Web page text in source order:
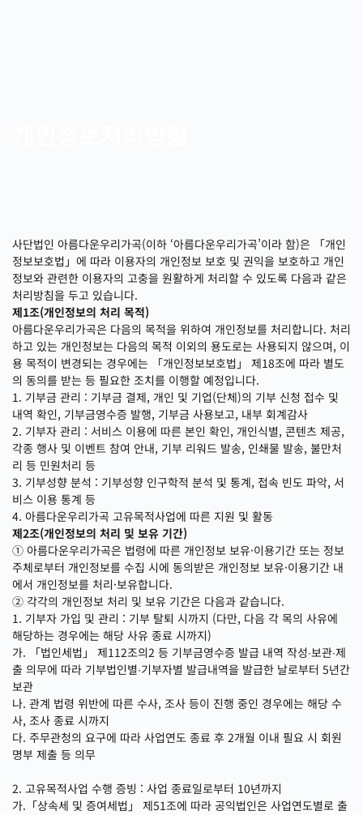
사단법인 아름다운우리가곡(이하 ‘아름다운우리가곡’이라 함)은 「개인
정보보호법」에 따라 이용자의 개인정보 보호 및 권익을 보호하고 개인
정보와 관련한 이용자의 고충을 원활하게 처리할 수 있도록 다음과 같은
처리방침을 두고 있습니다.
제1조(개인정보의 처리 목적)
아름다운우리가곡은 다음의 목적을 위하여 개인정보를 처리합니다. 처리
하고 있는 개인정보는 다음의 목적 이외의 용도로는 사용되지 않으며, 이
용 목적이 변경되는 경우에는 「개인정보보호법」 제18조에 따라 별도
의 동의를 받는 등 필요한 조치를 이행할 예정입니다.
1. 기부금 관리 : 기부금 결제, 개인 및 기업(단체)의 기부 신청 접수 및
내역 확인, 기부금영수증 발행, 기부금 사용보고, 내부 회계감사
2. 기부자 관리 : 서비스 이용에 따른 본인 확인, 개인식별, 콘텐츠 제공,
각종 행사 및 이벤트 참여 안내, 기부 리워드 발송, 인쇄물 발송, 불만처
리 등 민원처리 등
3. 기부성향 분석 : 기부성향 인구학적 분석 및 통계, 접속 빈도 파악, 서
비스 이용 통계 등
4. 아름다운우리가곡 고유목적사업에 따른 지원 및 활동
제2조(개인정보의 처리 및 보유 기간)
① 아름다운우리가곡은 법령에 따른 개인정보 보유·이용기간 또는 정보
주체로부터 개인정보를 수집 시에 동의받은 개인정보 보유·이용기간 내
에서 개인정보를 처리·보유합니다.
② 각각의 개인정보 처리 및 보유 기간은 다음과 같습니다.
1. 기부자 가입 및 관리 : 기부 탈퇴 시까지 (다만, 다음 각 목의 사유에
해당하는 경우에는 해당 사유 종료 시까지)
가. 「법인세법」 제112조의2 등 기부금영수증 발급 내역 작성∙보관∙제
출 의무에 따라 기부법인별∙기부자별 발급내역을 발급한 날로부터 5년간
보관
나. 관계 법령 위반에 따른 수사, 조사 등이 진행 중인 경우에는 해당 수
사, 조사 종료 시까지
다. 주무관청의 요구에 따라 사업연도 종료 후 2개월 이내 필요 시 회원
명부 제출 등 의무
2. 고유목적사업 수행 증빙 : 사업 종료일로부터 10년까지
가.「상속세 및 증여세법」 제51조에 따라 공익법인은 사업연도별로 출